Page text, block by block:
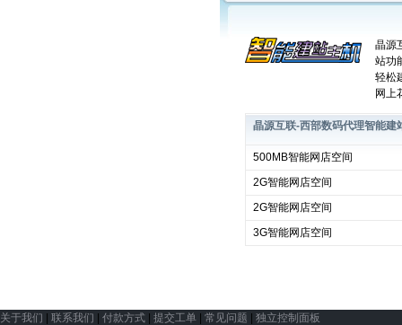
晶源
站功
轻松
网上
晶源互联-西部数码代理智能建
500MB智能网店空间
2G智能网店空间
2G智能网店空间
3G智能网店空间
关于我们 联系我们 付款方式 提交工单 常见问题 独立控制面板